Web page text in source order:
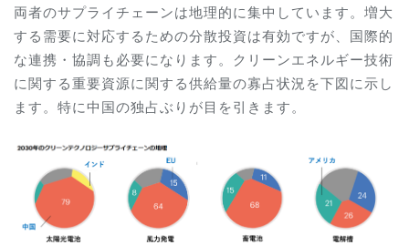
両者のサプライチェーンは地理的に集中しています。増大
する需要に対応するための分散投資は有効ですが、国際的
な連携・協調も必要になります。クリーンエネルギー技術
に関する重要資源に関する供給量の寡占状況を下図に示し
ます。特に中国の独占ぶりが目を引きます。